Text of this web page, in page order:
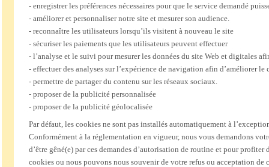
- enregistrer les préférences nécessaires pour que le service demandé
- améliorer et personnaliser notre site et mesurer son audience.
- reconnaître les utilisateurs lorsqu’ils visitent à nouveau le site
- sécuriser les paiements que les utilisateurs peuvent effectuer
- l’analyse et le suivi pour mesurer les données du site Web et digitales
- effectuer des analyses sur l’expérience de navigation afin d’améliorer le
- permettre de partager du contenu sur les réseaux sociaux.
- proposer de la publicité personnalisée
- proposer de la publicité géolocalisée
Par défaut, les cookies ne sont pas installés automatiquement à
Conformément à la réglementation en vigueur, nous vous demandons
d’être gêné(e) par ces demandes d’autorisation de routine et pour
cookies ou nous pouvons nous souvenir de votre refus ou acceptation